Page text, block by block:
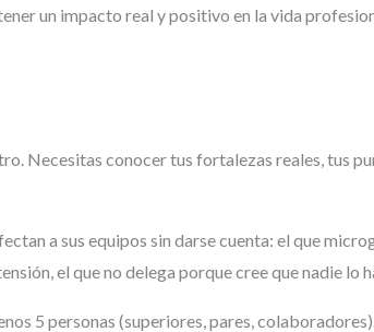
un impacto real y positivo en la vida
Necesitas conocer tus fortalezas reales, tus
a sus equipos sin darse cuenta: el que
el que no delega porque cree que nadie lo
5 personas (superiores, pares,